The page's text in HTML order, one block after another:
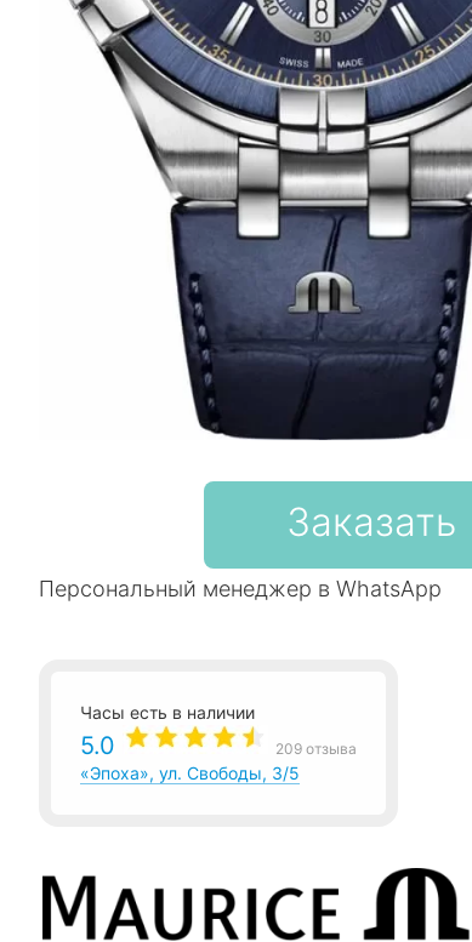
Заказать
Персональный менеджер в WhatsApp
Часы есть в наличии
5.0 209 отзыва
«Эпоха», ул. Свободы, 3/5